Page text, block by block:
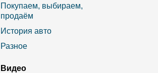
Покупаем, выбираем,
продаём
История авто
Разное
Видео